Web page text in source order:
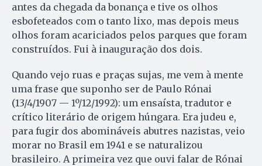
antes da chegada da bonança e tive os olhos
esbofeteados com o tanto lixo, mas depois meus
olhos foram acariciados pelos parques que foram
construídos. Fui à inauguração dos dois.
Quando vejo ruas e praças sujas, me vem à mente
uma frase que suponho ser de Paulo Rónai
(13/4/1907 — 1º/12/1992): um ensaísta, tradutor e
crítico literário de origem húngara. Era judeu e,
para fugir dos abomináveis abutres nazistas, veio
morar no Brasil em 1941 e se naturalizou
brasileiro. A primeira vez que ouvi falar de Rónai